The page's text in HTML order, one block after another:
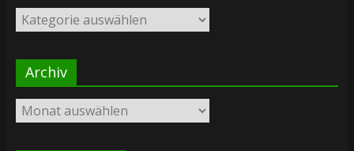
Kategorien
Archiv
Archiv